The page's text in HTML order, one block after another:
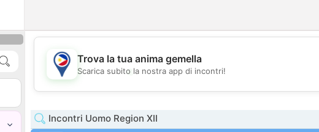
💖
Trova la tua anima gemella
Scarica subito la nostra app di incontri!
Incontri Uomo Region XII